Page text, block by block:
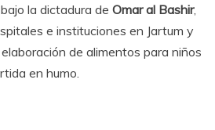
la dictadura de Omar al Bashir,
e instituciones en Jartum y
de alimentos para niños
en humo.